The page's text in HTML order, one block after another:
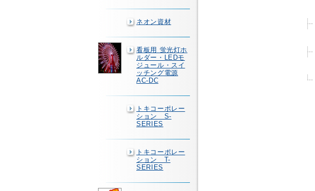
ネオン資材
看板用 蛍光灯ホ
ルダー・LEDモ
ジュール・スイ
ッチング電源
AC-DC
トキコーポレー
ション S-
SERIES
トキコーポレー
ション T-
SERIES